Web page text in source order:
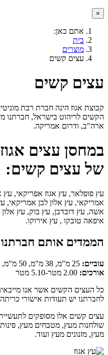
×
אתם כאן:
בית
מוצרים
עצים קשים
עצים קשים
קבוצת אגוז הינה חברת רבת
הקשים לריהוט בישראל, חברתנו
ארה"ב, ודרום אמריקה.
במחסן עצים
של עצים קשים:
עץ פופלאר, עץ אגוז אפריקאי, עץ
אמריקאי, עץ אלון לבן אמריקאי,
אשה, עץ דובדבן, עץ בוק, עץ
איפאה טובקו , עץ אירוקו.
הממדים אותם
עוביים:
אורכים:
לחברתנו יש תעודות אישורי
עצים קשים אלו מסופקים
שולחנות מעץ, מטבחים מעץ,
מעץ, מזנונים מעץ ועוד.